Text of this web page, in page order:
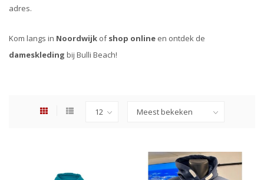
adres.
Kom langs in Noordwijk ofshop online en ontdek de
dameskleding bij Bulli Beach!